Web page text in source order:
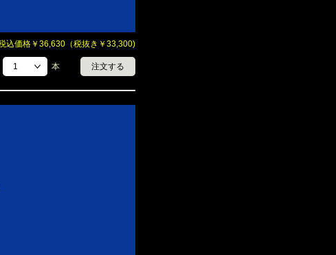
込価格￥36,630（税抜き￥33,300)
本 注文する